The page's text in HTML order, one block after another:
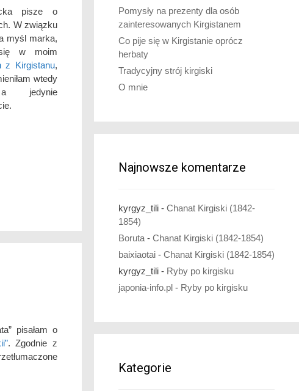
pisze o
W związku
myśl marka,
się w moim
z Kirgistanu,
wtedy
jedynie
pisałam o
. Zgodnie z
Pomysły na prezenty dla osób
zainteresowanych Kirgistanem
Co pije się w Kirgistanie oprócz
herbaty
Tradycyjny strój kirgiski
O mnie
Najnowsze komentarze
kyrgyz_tili - Chanat Kirgiski (1842-
1854)
Boruta - Chanat Kirgiski (1842-1854)
baixiaotai - Chanat Kirgiski (1842-1854)
kyrgyz_tili - Ryby po kirgisku
japonia-info.pl - Ryby po kirgisku
Kategorie